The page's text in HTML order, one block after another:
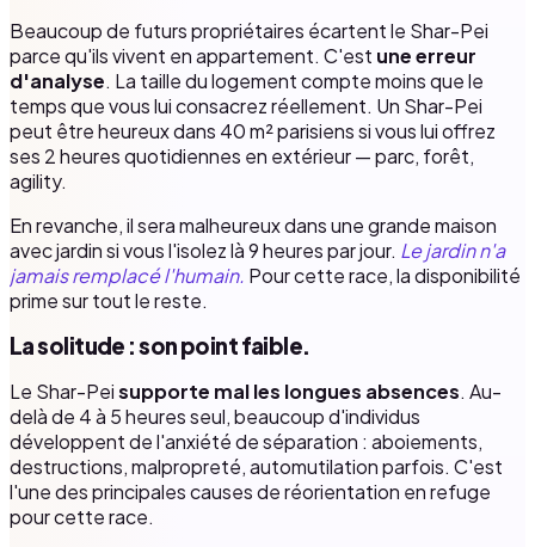
Beaucoup de futurs propriétaires écartent le Shar-Pei
parce qu'ils vivent en appartement. C'est une erreur
d'analyse. La taille du logement compte moins que le
temps que vous lui consacrez réellement. Un Shar-Pei
peut être heureux dans 40 m² parisiens si vous lui offrez
ses 2 heures quotidiennes en extérieur — parc, forêt,
agility.
En revanche, il sera malheureux dans une grande maison
avec jardin si vous l'isolez là 9 heures par jour. Le jardin n'a
jamais remplacé l'humain. Pour cette race, la disponibilité
prime sur tout le reste.
La solitude : son point faible.
Le Shar-Peisupporte mal les longues absences. Au-
delà de 4 à 5 heures seul, beaucoup d'individus
développent de l'anxiété de séparation : aboiements,
destructions, malpropreté, automutilation parfois. C'est
l'une des principales causes de réorientation en refuge
pour cette race.